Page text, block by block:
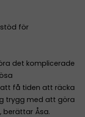
för
det komplicerade
få tiden att räcka
trygg med att göra
berättar Åsa.